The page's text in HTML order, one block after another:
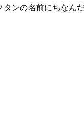
ンの名前にちな